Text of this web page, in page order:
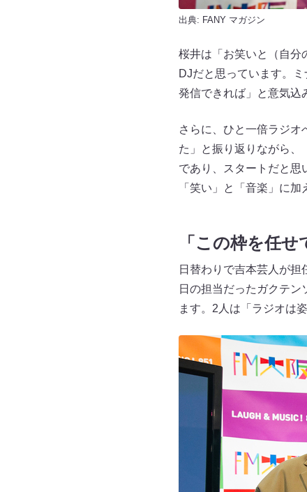
出典: FANY マガジン
桜井は「お笑いと（自分
DJだと思っています。
発信できれば」と意気込
さらに、ひと一倍ラジオ
た」と振り返りながら、
であり、スタートだと思
「笑い」と「音楽」に
「この枠を任
日替わりで吉本芸人が
日の担当だったガクテ
ます。2人は「ラジオは